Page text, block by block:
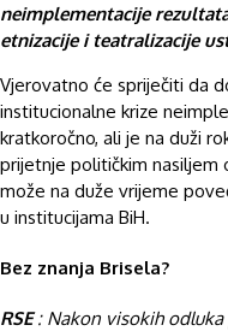
neimplementacije
etnizacije i teatralizacije
Vjerovatno će spriječiti da
institucionalne krize
kratkoročno, ali je na duži
prijetnje političkim nasiljem
može na duže vrijeme
u institucijama BiH.
Bez znanja Brisela?
RSE: Nakon visokih odluka